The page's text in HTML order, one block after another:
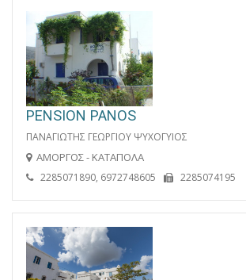
PENSION PANOS
ΠΑΝΑΓΙΩΤΗΣ ΓΕΩΡΓΙΟΥ ΨΥΧΟΓΥΙΟΣ
ΑΜΟΡΓΟΣ - ΚΑΤΑΠΟΛΑ
2285071890, 6972748605 2285074195